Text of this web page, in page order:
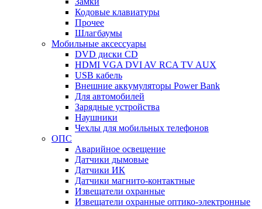
Кодовые клавиатуры
Прочее
Шлагбаумы
Мобильные аксессуары
DVD диски CD
HDMI VGA DVI AV RCA TV AUX
USB кабель
Внешние аккумуляторы Power Bank
Для автомобилей
Зарядные устройства
Наушники
Чехлы для мобильных телефонов
ОПС
Аварийное освещение
Датчики дымовые
Датчики ИК
Датчики магнито-контактные
Извещатели охранные
Извещатели охранные оптико-электронные